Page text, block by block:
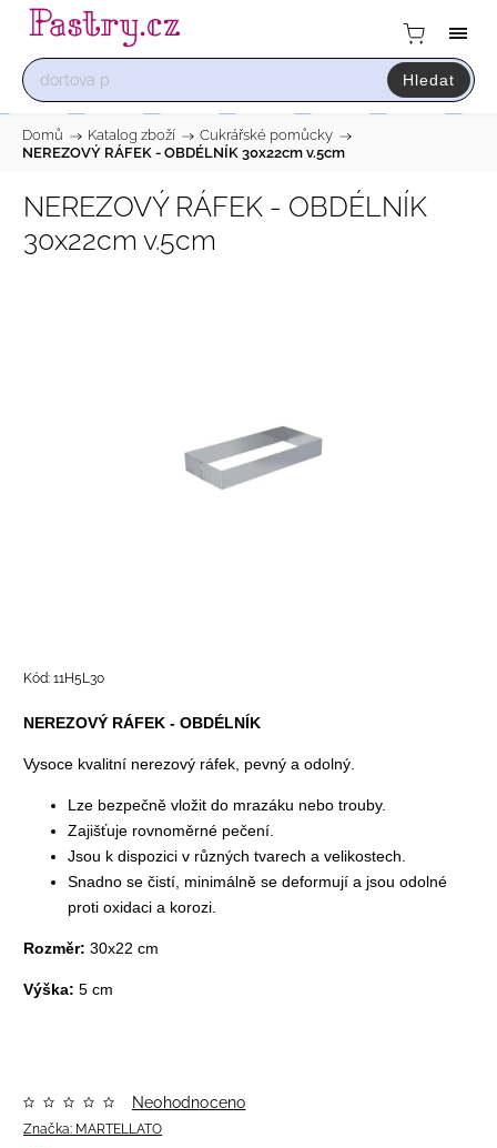
Hledat
Domů / Katalog zboží / Cukrářské pomůcky /
NEREZOVÝ RÁFEK - OBDÉLNÍK 30x22cm v.5cm
NEREZOVÝ RÁFEK - OBDÉLNÍK
30x22cm v.5cm
Kód: 11H5L30
NEREZOVÝ RÁFEK - OBDÉLNÍK
Vysoce kvalitní nerezový ráfek, pevný a odolný.
Lze bezpečně vložit do mrazáku nebo trouby.
Zajišťuje rovnoměrné pečení.
Jsou k dispozici v různých tvarech a velikostech.
Snadno se čistí, minimálně se deformují a jsou odolné
proti oxidaci a korozi.
Rozměr: 30x22 cm
Výška: 5 cm
Značka: MARTELLATO
Neohodnoceno